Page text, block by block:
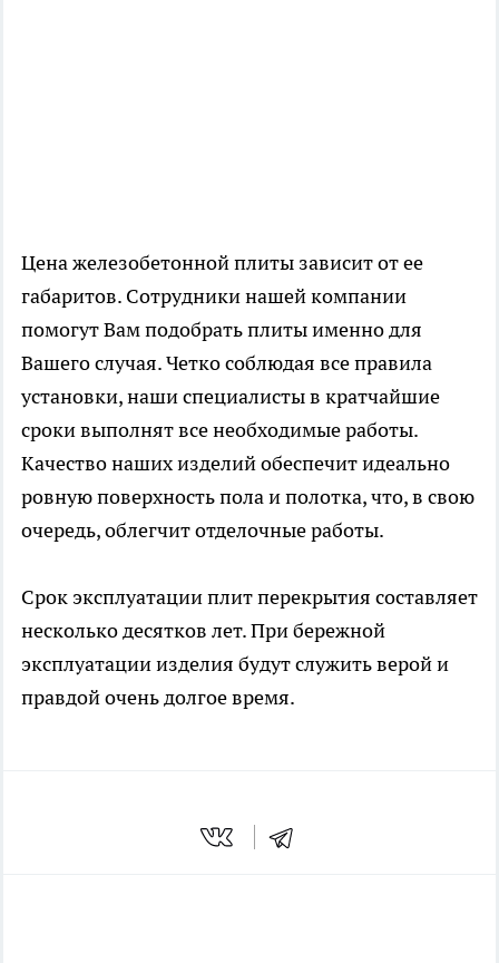
Цена железобетонной плиты зависит от ее
габаритов. Сотрудники нашей компании
помогут Вам подобрать плиты именно для
Вашего случая. Четко соблюдая все правила
установки, наши специалисты в кратчайшие
сроки выполнят все необходимые работы.
Качество наших изделий обеспечит идеально
ровную поверхность пола и полотка, что, в свою
очередь, облегчит отделочные работы.
Срок эксплуатации плит перекрытия составляет
несколько десятков лет. При бережной
эксплуатации изделия будут служить верой и
правдой очень долгое время.